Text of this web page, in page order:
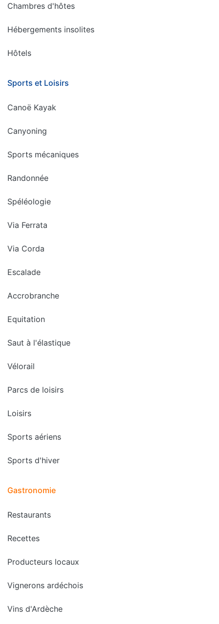
Chambres d'hôtes
Hébergements insolites
Hôtels
Sports et Loisirs
Canoë Kayak
Canyoning
Sports mécaniques
Randonnée
Spéléologie
Via Ferrata
Via Corda
Escalade
Accrobranche
Equitation
Saut à l'élastique
Vélorail
Parcs de loisirs
Loisirs
Sports aériens
Sports d'hiver
Gastronomie
Restaurants
Recettes
Producteurs locaux
Vignerons ardéchois
Vins d'Ardèche